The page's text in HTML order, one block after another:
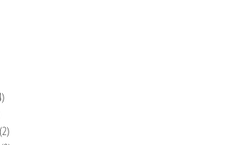
(2)